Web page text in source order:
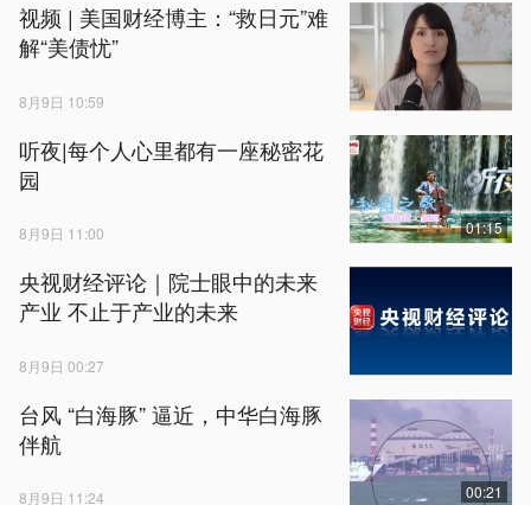
视频 | 美国财经博主：“救日元”难
解“美债忧”
8月9日 10:59
听夜|每个人心里都有一座秘密花
园
8月9日 11:00 01:15
央视财经评论｜院士眼中的未来
产业 不止于产业的未来
8月9日 00:27
台风 “白海豚” 逼近，中华白海豚
伴航
8月9日 11:24 00:21